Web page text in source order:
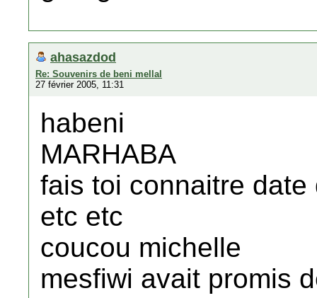
ahasazdod
Re: Souvenirs de beni mellal
27 février 2005, 11:31
habeni
MARHABA
fais toi connaitre
etc etc
coucou michelle
mesfiwi avait promis